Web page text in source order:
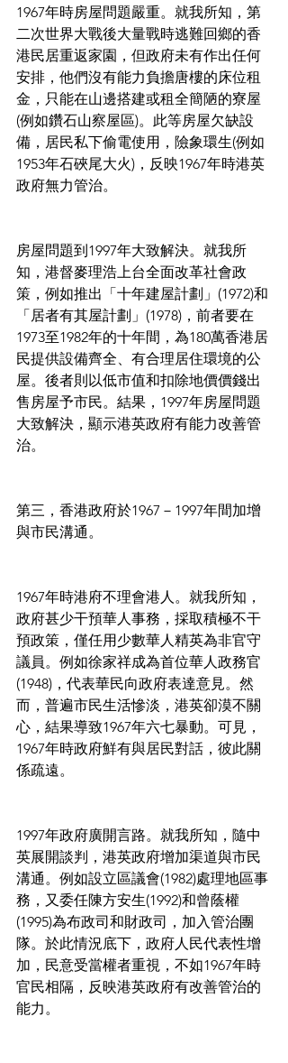
1967年時房屋問題嚴重。就我所知，第
二次世界大戰後大量戰時逃難回鄉的香
港民居重返家園，但政府未有作出任何
安排，他們沒有能力負擔唐樓的床位租
金，只能在山邊搭建或租全簡陋的寮屋
(例如鑽石山察屋區)。此等房屋欠缺設
備，居民私下偷電使用，險象環生(例如
1953年石硤尾大火)，反映1967年時港英
政府無力管治。
房屋問題到1997年大致解決。就我所
知，港督麥理浩上台全面改革社會政
策，例如推出「十年建屋計劃」(1972)和
「居者有其屋計劃」(1978)，前者要在
1973至1982年的十年間，為180萬香港居
民提供設備齊全、有合理居住環境的公
屋。後者則以低市值和扣除地價價錢出
售房屋予市民。結果，1997年房屋問題
大致解決，顯示港英政府有能力改善管
治。
第三，香港政府於1967－1997年間加增
與市民溝通。
1967年時港府不理會港人。就我所知，
政府甚少干預華人事務，採取積極不干
預政策，僅任用少數華人精英為非官守
議員。例如徐家祥成為首位華人政務官
(1948)，代表華民向政府表達意見。然
而，普遍市民生活慘淡，港英卻漠不關
心，結果導致1967年六七暴動。可見，
1967年時政府鮮有與居民對話，彼此關
係疏遠。
1997年政府廣開言路。就我所知，隨中
英展開談判，港英政府增加渠道與市民
溝通。例如設立區議會(1982)處理地區事
務，又委任陳方安生(1992)和曾蔭權
(1995)為布政司和財政司，加入管治團
隊。於此情況底下，政府人民代表性增
加，民意受當權者重視，不如1967年時
官民相隔，反映港英政府有改善管治的
能力。